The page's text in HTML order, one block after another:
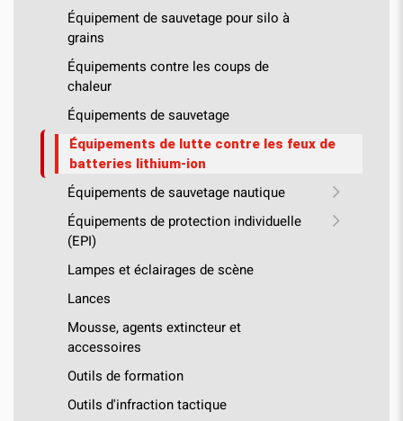
Équipement de sauvetage pour silo à
grains
Équipements contre les coups de
chaleur
Équipements de sauvetage
Équipements de lutte contre les feux de
batteries lithium-ion
Équipements de sauvetage nautique
Équipements de protection individuelle
(EPI)
Lampes et éclairages de scène
Lances
Mousse, agents extincteur et
accessoires
Outils de formation
Outils d'infraction tactique